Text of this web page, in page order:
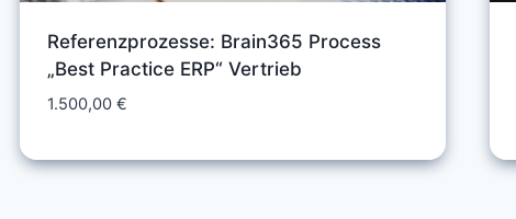
Referenzprozesse: Brain365 Process
„Best Practice ERP“ Vertrieb
1.500,00 €